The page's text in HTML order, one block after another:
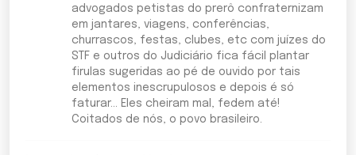
advogados petistas do prerô confraternizam
em jantares, viagens, conferências,
churrascos, festas, clubes, etc com juízes do
STF e outros do Judiciário fica fácil plantar
firulas sugeridas ao pé de ouvido por tais
elementos inescrupulosos e depois é só
faturar... Eles cheiram mal, fedem até!
Coitados de nós, o povo brasileiro.